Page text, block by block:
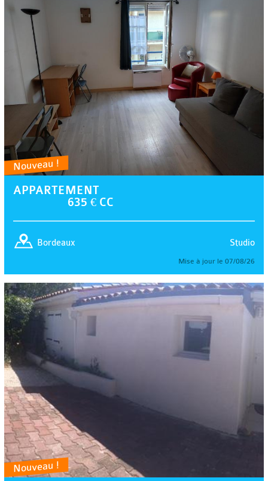
Nouveau !
APPARTEMENT
635 € CC
Studio
Bordeaux
Mise à jour le 07/08/26
Nouveau !